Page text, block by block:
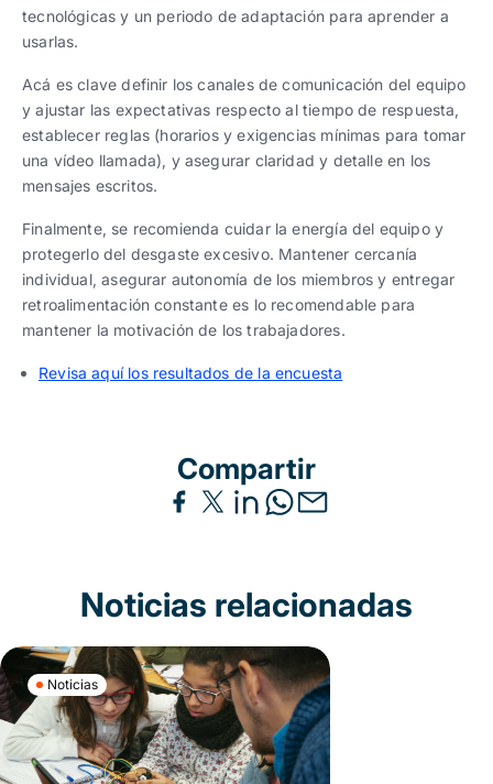
tecnológicas y un periodo de adaptación para aprender a
usarlas.
Acá es clave definir los canales de comunicación del equipo
y ajustar las expectativas respecto al tiempo de respuesta,
establecer reglas (horarios y exigencias mínimas para tomar
una vídeo llamada), y asegurar claridad y detalle en los
mensajes escritos.
Finalmente, se recomienda cuidar la energía del equipo y
protegerlo del desgaste excesivo. Mantener cercanía
individual, asegurar autonomía de los miembros y entregar
retroalimentación constante es lo recomendable para
mantener la motivación de los trabajadores.
Revisa aquí los resultados de la encuesta
Compartir
Noticias relacionadas
Noticias